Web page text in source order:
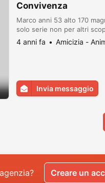
Convivenza
Marco anni 53 alto 170
solo serie non per altri
4 anni fa Amicizia -
Invia messaggio
Creare un